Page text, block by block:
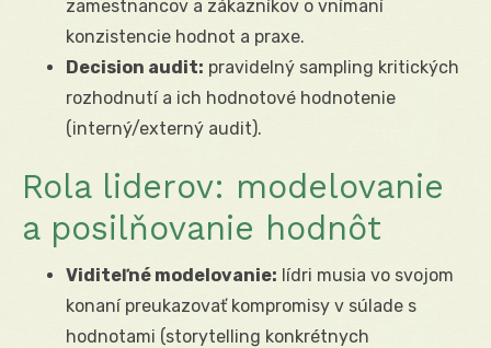
zamestnancov a zákazníkov o vnímaní
konzistencie hodnot a praxe.
Decision audit: pravidelný sampling kritických
rozhodnutí a ich hodnotové hodnotenie
(interný/externý audit).
Rola liderov: modelovanie
a posilňovanie hodnôt
Viditeľné modelovanie: lídri musia vo svojom
konaní preukazovať kompromisy v súlade s
hodnotami (storytelling konkrétnych